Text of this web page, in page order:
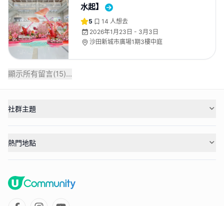
水起】
5 14 人想去
2026年1月23日 - 3月3日
沙田新城市廣場1期3樓中庭
顯示所有留言(15)...
社群主題
熱門地點